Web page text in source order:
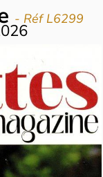
- Réf L6299